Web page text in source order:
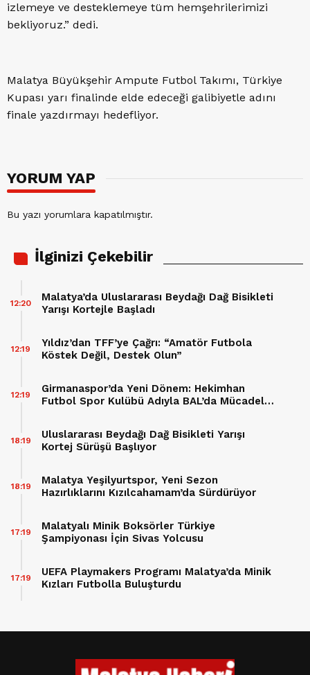
izlemeye ve desteklemeye tüm hemşehrilerimizi
bekliyoruz.” dedi.
Malatya Büyükşehir Ampute Futbol Takımı, Türkiye
Kupası yarı finalinde elde edeceği galibiyetle adını
finale yazdırmayı hedefliyor.
YORUM YAP
Bu yazı yorumlara kapatılmıştır.
İlginizi Çekebilir
Malatya’da Uluslararası Beydağı Dağ Bisikleti
Yarışı Kortejle Başladı
12:20
Yıldız’dan TFF’ye Çağrı: “Amatör Futbola
Köstek Değil, Destek Olun”
12:19
Girmanaspor’da Yeni Dönem: Hekimhan
Futbol Spor Kulübü Adıyla BAL’da Mücadele
12:19
Uluslararası Beydağı Dağ Bisikleti Yarışı
Kortej Sürüşü Başlıyor
18:19
Malatya Yeşilyurtspor, Yeni Sezon
Hazırlıklarını Kızılcahamam’da Sürdürüyor
18:19
Malatyalı Minik Boksörler Türkiye
Şampiyonası İçin Sivas Yolcusu
17:19
UEFA Playmakers Programı Malatya’da Minik
Kızları Futbolla Buluşturdu
17:19